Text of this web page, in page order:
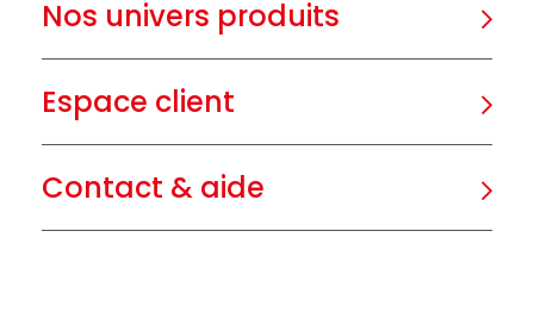
Nos univers produits
Espace client
Contact & aide